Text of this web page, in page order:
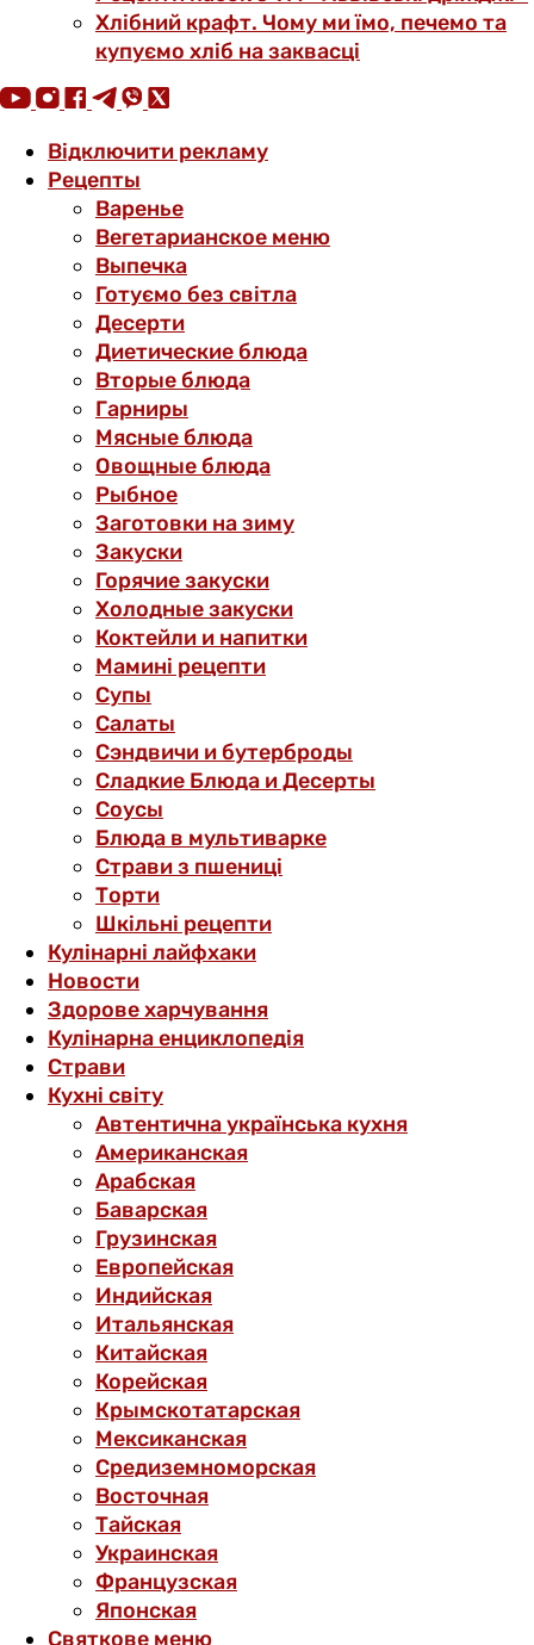
Хлібний крафт. Чому ми їмо, печемо та
купуємо хліб на заквасці
Відключити рекламу
Рецепты
Варенье
Вегетарианское меню
Выпечка
Готуємо без світла
Десерти
Диетические блюда
Вторые блюда
Гарниры
Мясные блюда
Овощные блюда
Рыбное
Заготовки на зиму
Закуски
Горячие закуски
Холодные закуски
Коктейли и напитки
Мамині рецепти
Супы
Салаты
Сэндвичи и бутерброды
Сладкие Блюда и Десерты
Соусы
Блюда в мультиварке
Страви з пшениці
Торти
Шкільні рецепти
Кулінарні лайфхаки
Новости
Здорове харчування
Кулінарна енциклопедія
Страви
Кухні світу
Автентична українська кухня
Американская
Арабская
Баварская
Грузинская
Европейская
Индийская
Итальянская
Китайская
Корейская
Крымскотатарская
Мексиканская
Средиземноморская
Восточная
Тайская
Украинская
Французская
Японская
Святкове меню